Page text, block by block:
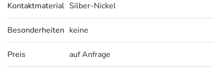
Kontaktmaterial Silber-Nickel
Besonderheiten keine
Preis auf Anfrage